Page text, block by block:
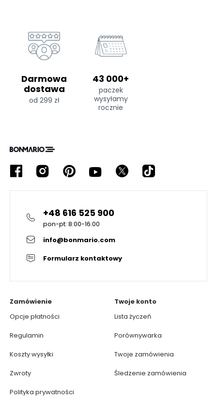
Darmowa
dostawa
od 299 zł
43 000+
paczek
wysyłamy
rocznie
+48 616 525 900
pon-pt: 8:00-16:00
info@bonmario.com
Formularz kontaktowy
Zamówienie
Opcje płatności
Regulamin
Koszty wysyłki
Zwroty
Polityka prywatności
Twoje konto
Lista życzeń
Porównywarka
Twoje zamówienia
Śledzenie zamówienia